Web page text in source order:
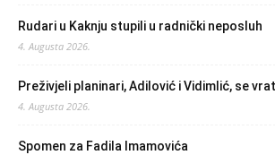
Rudari u Kaknju stupili u radnički neposluh
4. Augusta 2026.
Preživjeli planinari, Adilović i Vidimlić, se
4. Augusta 2026.
Spomen za Fadila Imamovića